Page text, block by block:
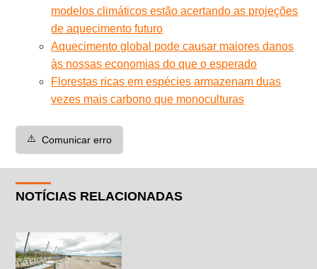
modelos climáticos estão acertando as projeções
de aquecimento futuro
Aquecimento global pode causar maiores danos
às nossas economias do que o esperado
Florestas ricas em espécies armazenam duas
vezes mais carbono que monoculturas
⚠️ Comunicar erro
NOTÍCIAS RELACIONADAS